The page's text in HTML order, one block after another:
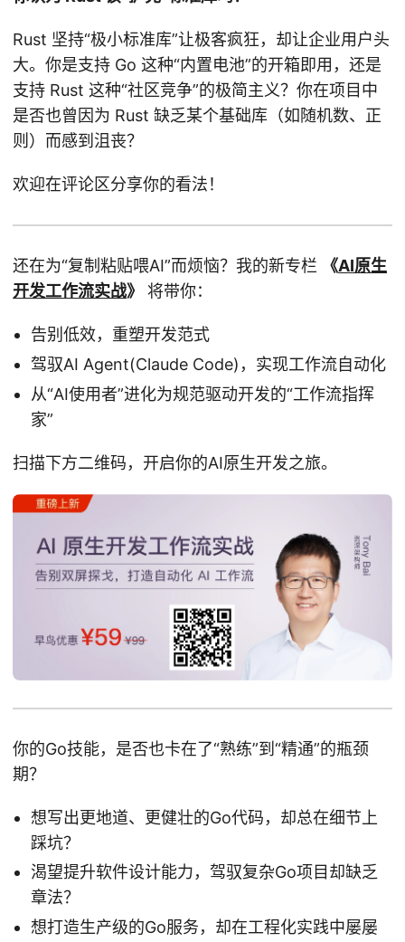
Rust 坚持“极小标准库”让极客疯狂，却让企业用户头
大。你是支持 Go 这种“内置电池”的开箱即用，还是
支持 Rust 这种“社区竞争”的极简主义？你在项目中
是否也曾因为 Rust 缺乏某个基础库（如随机数、正
则）而感到沮丧？
欢迎在评论区分享你的看法！
还在为“复制粘贴喂AI”而烦恼？我的新专栏 《AI原生
开发工作流实战》 将带你：
告别低效，重塑开发范式
驾驭AI Agent(Claude Code)，实现工作流自动化
从“AI使用者”进化为规范驱动开发的“工作流指挥
家”
扫描下方二维码，开启你的AI原生开发之旅。
你的Go技能，是否也卡在了“熟练”到“精通”的瓶颈
期？
想写出更地道、更健壮的Go代码，却总在细节上
踩坑？
渴望提升软件设计能力，驾驭复杂Go项目却缺乏
章法？
想打造生产级的Go服务，却在工程化实践中屡屡